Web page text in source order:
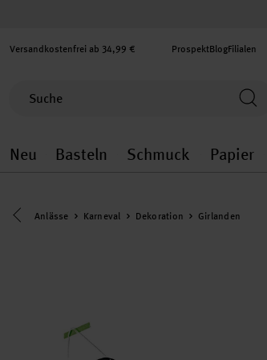
Versandkostenfrei ab 34,99 € ProspektBlogFilialen
Neu
Neu general.openMenu
Basteln
Basteln
Schmuck Papier
Eine Kategorie zurück navigieren
Anlässe Karneval Dekoration Girlanden